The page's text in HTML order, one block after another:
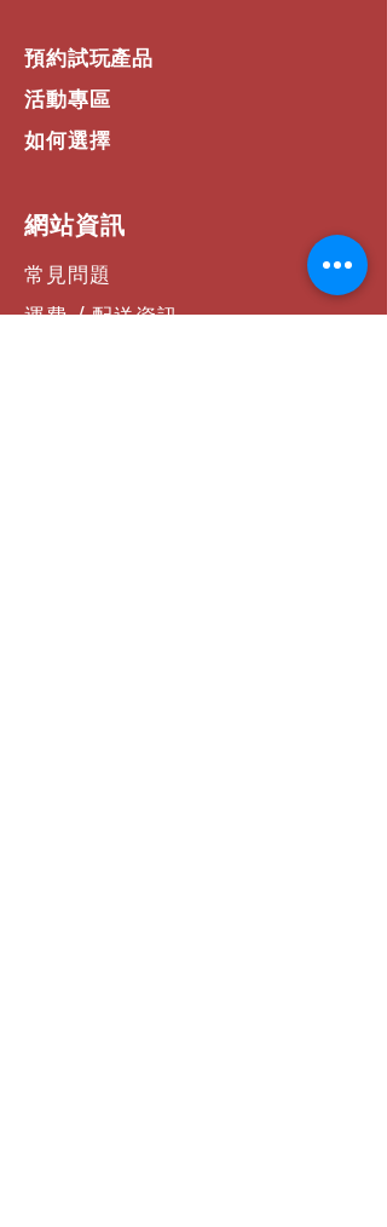
預約試玩產品
活動專區
如何選擇
​網站資訊
常見問題
運費 / 配送資訊